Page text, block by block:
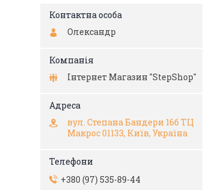
Олександр
Інтернет Магазин "StepShop"
вул. Степана Бандери 16б ТЦ
Макрос 01133, Київ, Україна
+380 (97) 535-89-44